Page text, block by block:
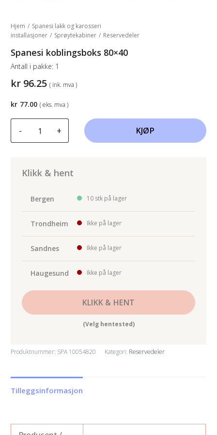
Hjem / Spanesi lakk og karosseri
installasjoner / Sprøytekabiner / Reservedeler
Spanesi koblingsboks 80×40
kr 96.25 ( ink. mva )
Antall i pakke: 1
-
koblingsboks+ KJØP
Klikk & hent
Bergen 10 stk på lager
Trondheim Ikke på lager
Sandnes Ikke på lager
Haugesund Ikke på lager
KLIKK & HENT
(Velg hentested)
Produktnummer: SPA 10054820 Kategori: Reservedeler
kr 77.00 ( eks. mva )
Tilleggsinformasjon